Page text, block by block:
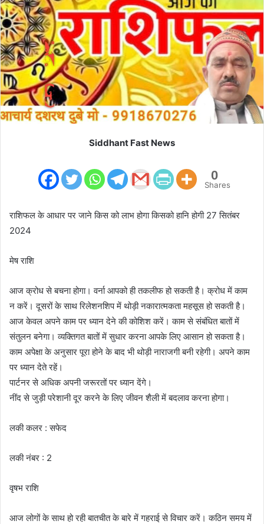
e
m
a
i
l
Siddhant Fast News
0
Shares
राशिफल के आधार पर जाने किस को लाभ होगा किसको हानि होगी 27 सितंबर
2024
मेष राशि
आज क्रोध से बचना होगा। वर्ना आपको ही तकलीफ हो सकती है। क्रोध में काम
न करें। दूसरों के साथ रिलेशनशिप में थोड़ी नकारात्मकता महसूस हो सकती है।
आज केवल अपने काम पर ध्यान देने की कोशिश करें। काम से संबंधित बातों में
संतुलन बनेगा। व्यक्तिगत बातों में सुधार करना आपके लिए आसान हो सकता है।
काम अपेक्षा के अनुसार पूरा होने के बाद भी थोड़ी नाराजगी बनी रहेगी। अपने काम
पर ध्यान देते रहें।
पार्टनर से अधिक अपनी जरूरतों पर ध्यान देंगे।
नींद से जुड़ी परेशानी दूर करने के लिए जीवन शैली में बदलाव करना होगा।
लकी कलर : सफेद
लकी नंबर : 2
वृषभ राशि
आज लोगों के साथ हो रही बातचीत के बारे में गहराई से विचार करें। कठिन समय में